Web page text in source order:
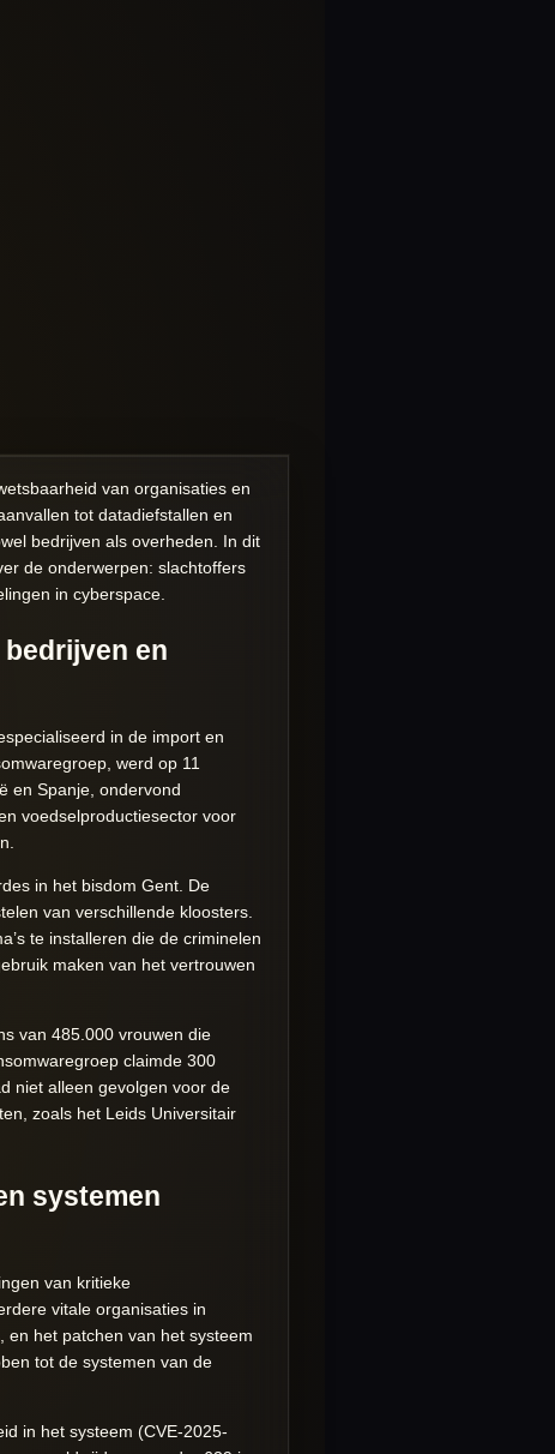
van organisaties en
tot datadiefstallen en
bedrijven als overheden. In dit
de onderwerpen: slachtoffers
in cyberspace.
en
in de import en
werd op 11
en Spanje, ondervond
voedselproductiesector voor
in het bisdom Gent. De
van verschillende kloosters.
te installeren die de criminelen
maken van het vertrouwen
van 485.000 vrouwen die
claimde 300
niet alleen gevolgen voor de
zoals het Leids Universitair
systemen
van kritieke
vitale organisaties in
en het patchen van het systeem
tot de systemen van de
in het systeem (CVE-2025-